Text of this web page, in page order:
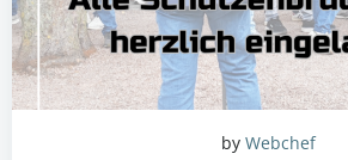
by Webchef